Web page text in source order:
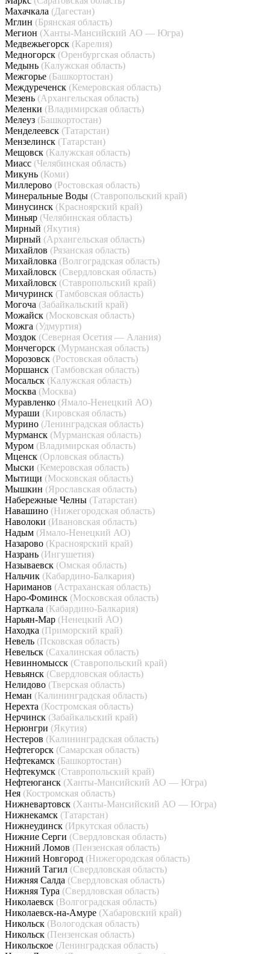
Махачкала (Дагестан)
Мглин (Брянская область)
Мегион (Ханты-Мансийский АО — Югра)
Медвежьегорск (Карелия)
Медногорск (Оренбургская область)
Медынь (Калужская область)
Межгорье (Башкортостан)
Междуреченск (Кемеровская область)
Мезень (Архангельская область)
Меленки (Владимирская область)
Мелеуз (Башкортостан)
Менделеевск (Татарстан)
Мензелинск (Татарстан)
Мещовск (Калужская область)
Миасс (Челябинская область)
Микунь (Коми)
Миллерово (Ростовская область)
Минеральные Воды (Ставропольский край)
Минусинск (Красноярский край)
Миньяр (Челябинская область)
Мирный (Якутия)
Мирный (Архангельская область)
Михайлов (Рязанская область)
Михайловка (Волгоградская область)
Михайловск (Свердловская область)
Михайловск (Ставропольский край)
Мичуринск (Тамбовская область)
Могоча (Забайкальский край)
Можайск (Московская область)
Можга (Удмуртия)
Моздок (Северная Осетия — Алания)
Мончегорск (Мурманская область)
Морозовск (Ростовская область)
Моршанск (Тамбовская область)
Мосальск (Калужская область)
Москва (Москва)
Муравленко (Ямало-Ненецкий АО)
Мураши (Кировская область)
Мурино (Ленинградская область)
Мурманск (Мурманская область)
Муром (Владимирская область)
Мценск (Орловская область)
Мыски (Кемеровская область)
Мытищи (Московская область)
Мышкин (Ярославская область)
Набережные Челны (Татарстан)
Навашино (Нижегородская область)
Наволоки (Ивановская область)
Надым (Ямало-Ненецкий АО)
Назарово (Красноярский край)
Назрань (Ингушетия)
Называевск (Омская область)
Нальчик (Кабардино-Балкария)
Нариманов (Астраханская область)
Наро-Фоминск (Московская область)
Нарткала (Кабардино-Балкария)
Нарьян-Мар (Ненецкий АО)
Находка (Приморский край)
Невель (Псковская область)
Невельск (Сахалинская область)
Невинномысск (Ставропольский край)
Невьянск (Свердловская область)
Нелидово (Тверская область)
Неман (Калининградская область)
Нерехта (Костромская область)
Нерчинск (Забайкальский край)
Нерюнгри (Якутия)
Нестеров (Калининградская область)
Нефтегорск (Самарская область)
Нефтекамск (Башкортостан)
Нефтекумск (Ставропольский край)
Нефтеюганск (Ханты-Мансийский АО — Югра)
Нея (Костромская область)
Нижневартовск (Ханты-Мансийский АО — Югра)
Нижнекамск (Татарстан)
Нижнеудинск (Иркутская область)
Нижние Серги (Свердловская область)
Нижний Ломов (Пензенская область)
Нижний Новгород (Нижегородская область)
Нижний Тагил (Свердловская область)
Нижняя Салда (Свердловская область)
Нижняя Тура (Свердловская область)
Николаевск (Волгоградская область)
Николаевск-на-Амуре (Хабаровский край)
Никольск (Вологодская область)
Никольск (Пензенская область)
Никольское (Ленинградская область)